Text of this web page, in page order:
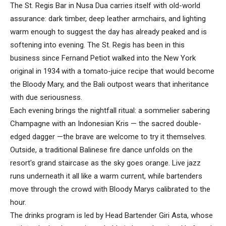
The St. Regis Bar in Nusa Dua carries itself with old-world
assurance: dark timber, deep leather armchairs, and lighting
warm enough to suggest the day has already peaked and is
softening into evening. The St. Regis has been in this
business since Fernand Petiot walked into the New York
original in 1934 with a tomato-juice recipe that would become
the Bloody Mary, and the Bali outpost wears that inheritance
with due seriousness.
Each evening brings the nightfall ritual: a sommelier sabering
Champagne with an Indonesian Kris — the sacred double-
edged dagger —the brave are welcome to try it themselves.
Outside, a traditional Balinese fire dance unfolds on the
resort's grand staircase as the sky goes orange. Live jazz
runs underneath it all like a warm current, while bartenders
move through the crowd with Bloody Marys calibrated to the
hour.
The drinks program is led by Head Bartender Giri Asta, whose